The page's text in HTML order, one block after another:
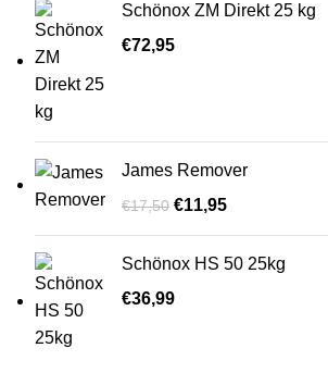
Schönox ZM Direkt 25 kg
€72,95
James Remover
€17,50 €11,95
Schönox HS 50 25kg
€36,99